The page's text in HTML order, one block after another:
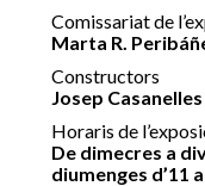
Comissariat de
Marta R.
Constructors
Josep
Horaris de
De dimecres a
diumenges d’11